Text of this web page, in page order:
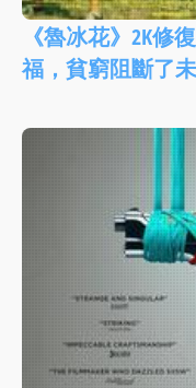
《魯冰花》2K修
福，貧窮阻斷了